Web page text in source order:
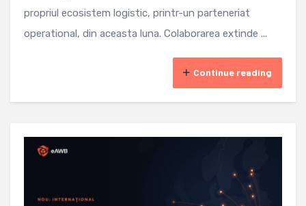
propriul ecosistem logistic, printr-un parteneriat
operational, din aceasta luna. Colaborarea extinde ...
Continue reading